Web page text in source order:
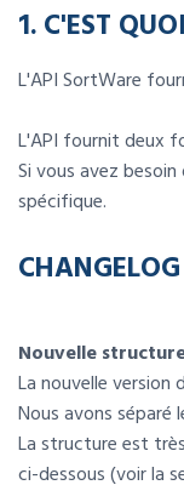
1. C'EST
L'API SortWare
L'API fournit deux
Si vous avez
spécifique.
Nouvelle
La nouvelle
Nous avons
La structure est
ci-dessous (voir la